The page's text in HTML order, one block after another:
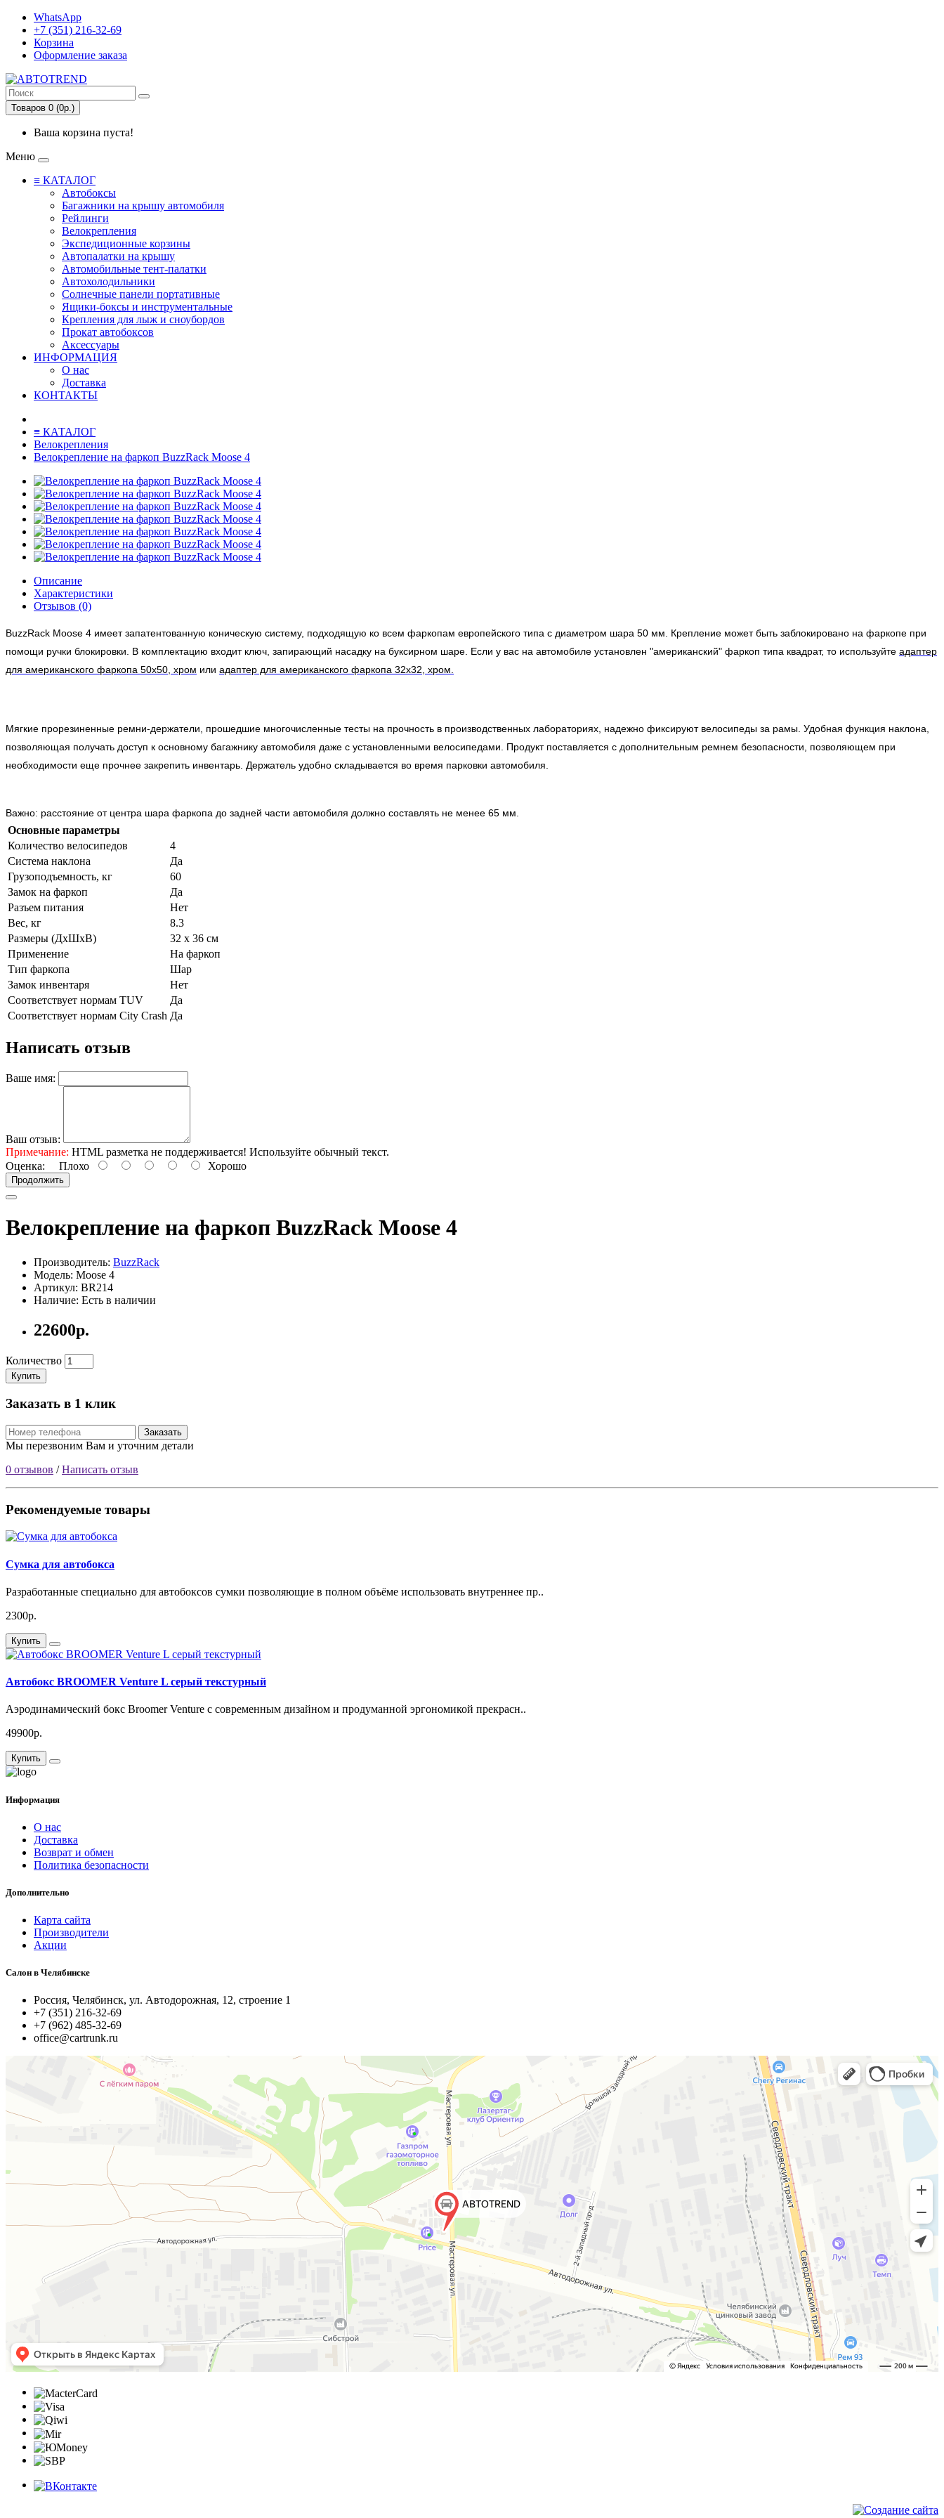
WhatsApp
+7 (351) 216-32-69
Корзина
Оформление заказа
Товаров 0 (0р.)
Ваша корзина пуста!
Меню
≡ КАТАЛОГ
Автобоксы
Багажники на крышу автомобиля
Рейлинги
Велокрепления
Экспедиционные корзины
Автопалатки на крышу
Автомобильные тент-палатки
Автохолодильники
Солнечные панели портативные
Ящики-боксы и инструментальные
Крепления для лыж и сноубордов
Прокат автобоксов
Аксессуары
ИНФОРМАЦИЯ
О нас
Доставка
КОНТАКТЫ
≡ КАТАЛОГ
Велокрепления
Велокрепление на фаркоп BuzzRack Moose 4
Описание
Характеристики
Отзывов (0)
BuzzRack Moose 4 имеет запатентованную коническую систему, подходящую ко всем фаркопам европейского типа с диаметром шара 50 мм. Крепление может быть заблокировано на фаркопе при
помощи ручки блокировки. В комплектацию входит ключ, запирающий насадку на буксирном шаре. Если у вас на автомобиле установлен "американский" фаркоп типа квадрат, то используйте адаптер
для американского фаркопа 50х50, хром или адаптер для американского фаркопа 32х32, хром.
Мягкие прорезиненные ремни-держатели, прошедшие многочисленные тесты на прочность в производственных лабораториях, надежно фиксируют велосипеды за рамы. Удобная функция наклона,
позволяющая получать доступ к основному багажнику автомобиля даже с установленными велосипедами. Продукт поставляется с дополнительным ремнем безопасности, позволяющем при
необходимости еще прочнее закрепить инвентарь. Держатель удобно складывается во время парковки автомобиля.
Важно: расстояние от центра шара фаркопа до задней части автомобиля должно составлять не менее 65 мм.
Основные параметры
Количество велосипедов
4
Система наклона
Да
Грузоподъемность, кг
60
Замок на фаркоп
Да
Разъем питания
Нет
Вес, кг
8.3
Размеры (ДхШхВ)
32 х 36 см
Применение
На фаркоп
Тип фаркопа
Шар
Замок инвентаря
Нет
Соответствует нормам TUV
Да
Соответствует нормам City Crash Да
Написать отзыв
Ваше имя:
Ваш отзыв:
Примечание: HTML разметка не поддерживается! Используйте обычный текст.
Оценка: Плохо Хорошо
Продолжить
Велокрепление на фаркоп BuzzRack Moose 4
Производитель: BuzzRack
Модель: Moose 4
Артикул: BR214
Наличие: Есть в наличии
22600р.
Количество
Купить
Заказать в 1 клик
Заказать
Мы перезвоним Вам и уточним детали
0 отзывов /Написать отзыв
Рекомендуемые товары
Сумка для автобокса
Разработанные специально для автобоксов сумки позволяющие в полном объёме использовать внутреннее пр..
2300р.
Купить
Автобокс BROOMER Venture L серый текстурный
Аэродинамический бокс Broomer Venture с современным дизайном и продуманной эргономикой прекрасн..
49900р.
Купить
Информация
О нас
Доставка
Возврат и обмен
Политика безопасности
Дополнительно
Карта сайта
Производители
Акции
Салон в Челябинске
Россия, Челябинск, ул. Автодорожная, 12, строение 1
+7 (351) 216-32-69
+7 (962) 485-32-69
office@cartrunk.ru